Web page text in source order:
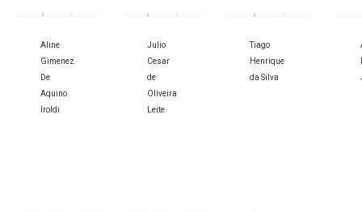
Aline
Gimenez
De
Aquino
lroldi
Julio
Cesar
de
Oliveira
Leite
Tiago
Henrique
da Silva